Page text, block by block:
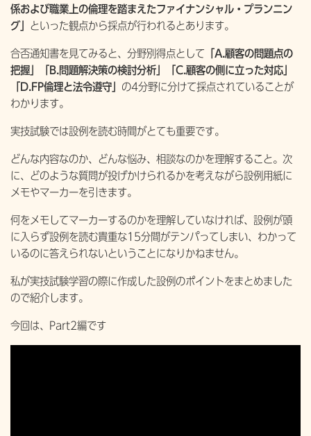
係および職業上の倫理を踏まえたファイナンシャル・プランニン
グ」 といった観点から採点が行われるとあります。
合否通知書を見てみると、分野別得点として 「A.顧客の問題点の
把握」「B.問題解決策の検討分析」「C.顧客の側に立った対応」
「D.FP倫理と法令遵守」 の4分野に分けて採点されていることが
わかります。
実技試験では設例を読む時間がとても重要です。
どんな内容なのか、どんな悩み、相談なのかを理解すること。次
に、どのような質問が投げかけられるかを考えながら設例用紙に
メモやマーカーを引きます。
何をメモしてマーカーするのかを理解していなければ、設例が頭
に入らず設例を読む貴重な15分間がテンパってしまい、わかって
いるのに答えられないということになりかねません。
私が実技試験学習の際に作成した設例のポイントをまとめました
ので紹介します。
今回は、Part2編です